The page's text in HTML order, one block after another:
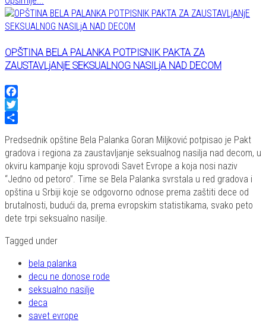
OPŠTINA BELA PALANKA POTPISNIK PAKTA ZA
ZAUSTAVLjANjE SEKSUALNOG NASILjA NAD DECOM
Facebook
Twitter
Predsednik opštine Bela Palanka Goran Miljković potpisao je Pakt
gradova i regiona za zaustavljanje seksualnog nasilja nad decom, u
okviru kampanje koju sprovodi Savet Evrope a koja nosi naziv
“Jedno od petoro’’. Time se Bela Palanka svrstala u red gradova i
opština u Srbiji koje se odgovorno odnose prema zaštiti dece od
brutalnosti, budući da, prema evropskim statistikama, svako peto
dete trpi seksualno nasilje.
Tagged under
bela palanka
decu ne donose rode
seksualno nasilje
deca
savet evrope